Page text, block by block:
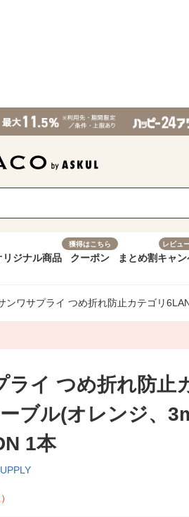
リジナル商品
獲得はこちら
クーポン まとめ割
レビュ
キャ
ンワサプライ つめ折れ防止カテゴリ
ライ つめ折れ防止
ブル(オレンジ、
1本